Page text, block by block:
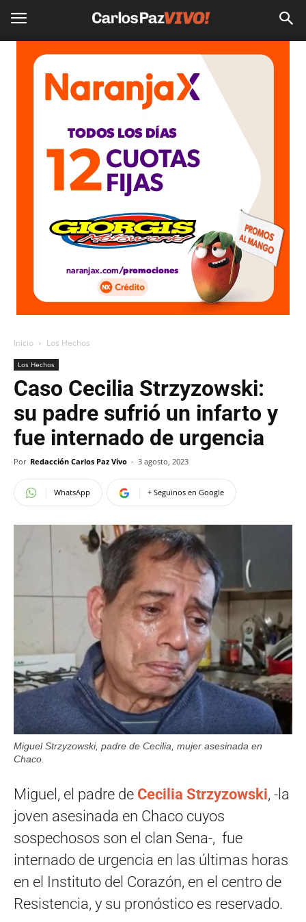
Inicio Los Hechos
Los Hechos
Caso Cecilia Strzyzowski:
su padre sufrió un infarto y
fue internado de urgencia
Por Redacción Carlos Paz Vivo - 3 agosto, 2023
WhatsApp + Seguinos en Google
Miguel Strzyzowski, padre de Cecilia, mujer asesinada en
Chaco.
Miguel, el padre de Cecilia Strzyzowski, -la
joven asesinada en Chaco cuyos
sospechosos son el clan Sena-, fue
internado de urgencia en las últimas horas
en el Instituto del Corazón, en el centro de
Resistencia, y su pronóstico es reservado.